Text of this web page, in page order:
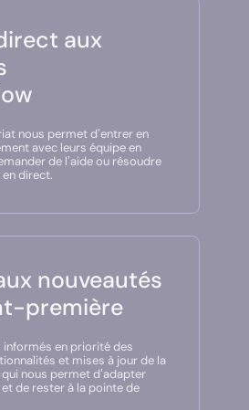
aux
nous permet d’entrer en
avec leurs équipe en
de l’aide ou résoudre
direct.
nouveautés
première
en priorité des
et mises à jour de la
nous permet d’adapter
de rester à la pointe de